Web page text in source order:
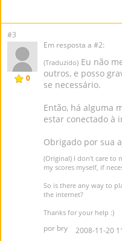
#3
0
Em resposta a #2:
(Traduzido) Eu não
outros, e posso
se necessário.
Então, há alguma
estar conectado à
Obrigado por sua
(Original) I don't care to
my scores myself, if
So is there any way to
the internet?
Thanks for your help :)
por bry 2008-11-20